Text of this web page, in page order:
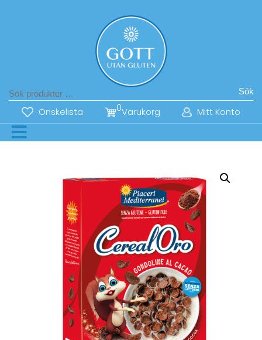
Sök
Önskelista Varukorg
0 Mitt Konto